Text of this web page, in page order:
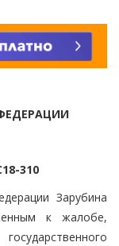
310
Зарубина
к жалобе,